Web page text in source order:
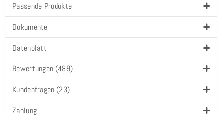
Passende Produkte
Dokumente
Datenblatt
Bewertungen (489)
Kundenfragen (23)
Zahlung